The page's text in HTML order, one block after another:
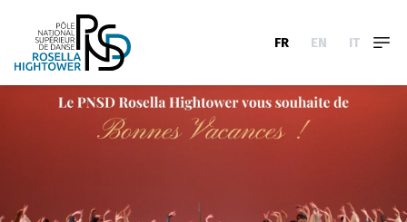
FR EN IT